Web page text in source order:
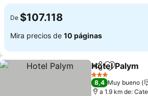
De $107.118
Mira precios de 10 páginas
Compartir
Agregar
Hotel Palym
3 Estrellas
8,4 Muy bueno
a 1.9 km de: